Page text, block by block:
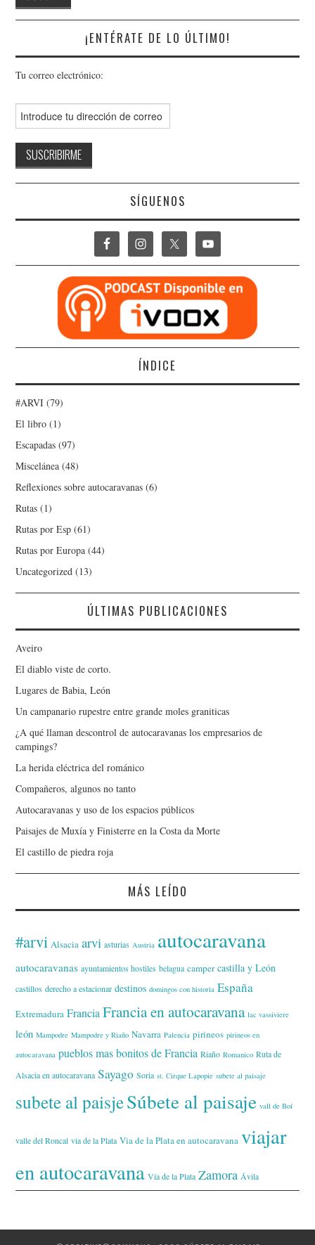
¡ENTÉRATE DE LO ÚLTIMO!
Tu correo electrónico:
SÍGUENOS
ÍNDICE
#ARVI (79)
El libro (1)
Escapadas (97)
Miscelánea (48)
Reflexiones sobre autocaravanas (6)
Rutas (1)
Rutas por Esp (61)
Rutas por Europa (44)
Uncategorized (13)
ÚLTIMAS PUBLICACIONES
Aveiro
El diablo viste de corto.
Lugares de Babia, León
Un campanario rupestre entre grande moles graniticas
¿A qué llaman descontrol de autocaravanas los empresarios de
campings?
La herida eléctrica del románico
Compañeros, algunos no tanto
Autocaravanas y uso de los espacios públicos
Paisajes de Muxía y Finisterre en la Costa da Morte
El castillo de piedra roja
MÁS LEÍDO
#arvi Alsacia arvi asturias Austria autocaravana
autocaravanas ayuntamientos hostiles belagua camper castilla y León
castillos derecho a estacionar destinos domingos con historia España
Extremadura Francia Francia en autocaravana lac vassiviere
león Mampodre Mampodre y Riaño Navarra Palencia pirineos pirineos en
autocaravana pueblos mas bonitos de Francia Riaño Romanico Ruta de
Alsacia en autocaravana Sayago Soria st. Cirque Lapopie subete al paisaje
subete al paisjeSúbete al paisaje vall de Boí
valle del Roncal via de la Plata Via de la Plata en autocaravana viajar
en autocaravana Vía de la Plata Zamora Ávila